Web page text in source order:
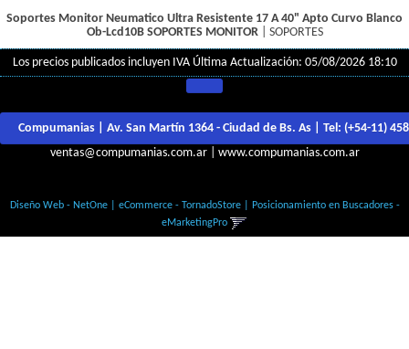
Soportes Monitor Neumatico Ultra Resistente 17 A 40" Apto Curvo Blanco
Ob-Lcd10B SOPORTES MONITOR| SOPORTES
Los precios publicados incluyen IVA Última Actualización: 05/08/2026 18:10
Compumanias | Av. San Martín 1364 - Ciudad de Bs. As | Tel: (+54-11)
ventas@compumanias.com.ar| www.compumanias.com.ar
Diseño Web - NetOne| eCommerce - TornadoStore| Posicionamiento en Buscadores -
eMarketingPro